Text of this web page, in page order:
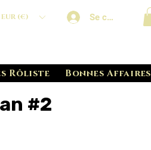
EUR (€) Se connecter
Rôliste Bonnes Affaires
#2